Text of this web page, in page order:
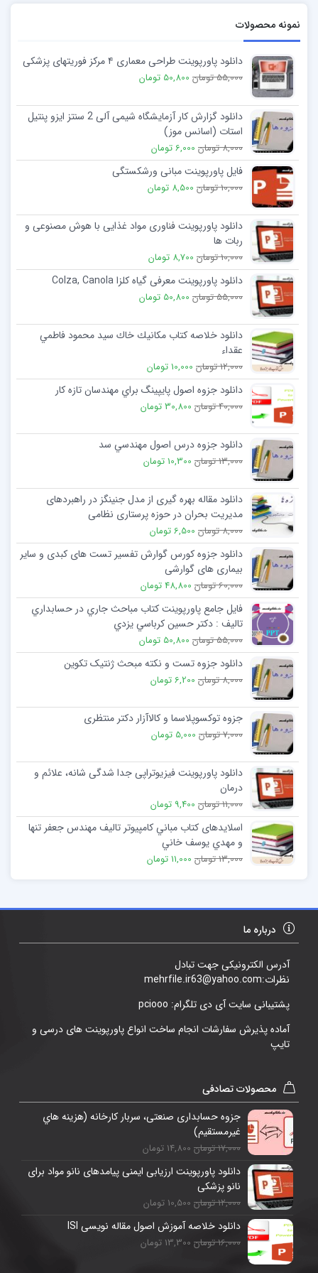
نمونه محصولات
دانلود پاورپوینت طراحی معماری ۴ مرکز فوریتهای پزشکی
55,000 تومان 50,800 تومان
دانلود گزارش کار آزمایشگاه شیمی آلی 2 سنتز ایزو پنتیل
استات (اسانس موز)
8,000 تومان 6,000 تومان
فایل پاورپوینت مبانی ورشکستگی
10,000 تومان 8,500 تومان
دانلود پاورپوینت فناوری مواد غذایی با هوش مصنوعی و
ربات ها
10,000 تومان 8,700 تومان
دانلود پاورپوینت معرفی گیاه کلزا Colza, Canola
55,000 تومان 50,800 تومان
دانلود خلاصه کتاب مكانيك خاك سيد محمود فاطمي
عقداء
12,000 تومان 10,000 تومان
دانلود جزوه اصول پايپينگ براي مهندسان تازه كار
40,000 تومان 30,800 تومان
دانلود جزوه درس اصول مهندسي سد
13,000 تومان 10,300 تومان
دانلود مقاله بهره گیری از مدل جنینگز در راهبردهای
مدیریت بحران در حوزه پرستاری نظامی
8,000 تومان 6,500 تومان
دانلود جزوه کورس گوارش تفسیر تست های کبدی و سایر
بیماری های گوارشی
60,000 تومان 48,800 تومان
فایل جامع پاورپوینت کتاب مباحث جاري در حسابداري
تاليف : دكتر حسين كرباسي يزدي
55,000 تومان 50,800 تومان
دانلود جزوه تست و نکته مبحث ژنتیک تکوین
8,000 تومان 6,200 تومان
جزوه توکسوپلاسما و کالاآزار دکتر منتظری
7,000 تومان 5,000 تومان
دانلود پاورپوینت فیزیوتراپی جدا شدگی شانه، علائم و
درمان
11,000 تومان 9,400 تومان
اسلایدهای کتاب مباني کامپيوتر تالیف مهندس جعفر تنها
و مهدي يوسف خاني
13,000 تومان 11,000 تومان
درباره ما
آدرس الکترونیکی جهت تبادل
نظرات:mehrfile.ir63@yahoo.com
پشتیبانی سایت آی دی تلگرام: pciooo
آماده پذیرش سفارشات انجام ساخت انواع پاورپوینت های درسی و
تایپ
محصولات تصادفی
جزوه حسابداری صنعتی، سربار کارخانه (هزینه هاي
غیرمستقیم)
17,000 تومان 14,800 تومان
دانلود پاورپوینت ارزیابی ایمنی پیامدهای نانو مواد برای
نانو پزشکی
12,000 تومان 10,500 تومان
دانلود خلاصه آموزش اصول مقاله نویسی ISI
16,000 تومان 13,300 تومان